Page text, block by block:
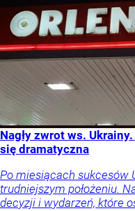
Nagły zwrot ws.
się dramatyczna
Po miesiącach sukcesów
trudniejszym położeniu.
decyzji i wydarzeń, które